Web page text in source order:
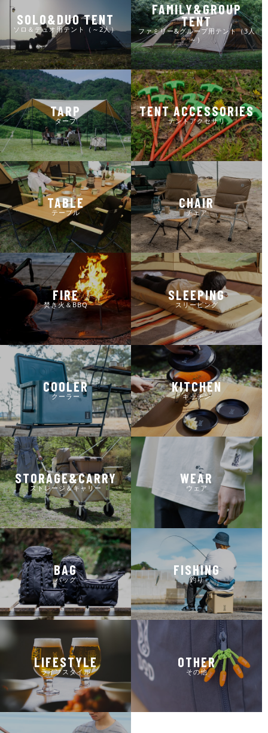
SOLO&DUO TENT
ソロ＆デュオ用テント（～2人）
FAMILY&GROUP
TENT
ファミリー&グループ用テント（3人
～）
TARP
タープ
TENT ACCESSORIES
テントアクセサリ
TABLE
テーブル
CHAIR
チェア
FIRE
焚き火＆BBQ
SLEEPING
スリーピング
COOLER
クーラー
KITCHEN
キッチン
STORAGE&CARRY
ストレージ＆キャリー
WEAR
ウェア
BAG
バッグ
FISHING
釣り
LIFESTYLE
ライフスタイル
OTHER
その他